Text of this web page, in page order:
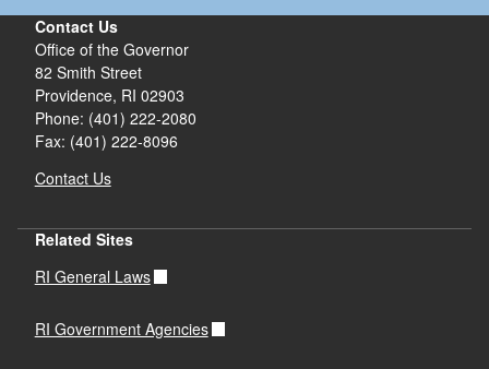
Contact Us
Office of the Governor
82 Smith Street
Providence, RI 02903
Phone: (401) 222-2080
Fax: (401) 222-8096
Contact Us
Related Sites
RI General Laws
RI Government Agencies